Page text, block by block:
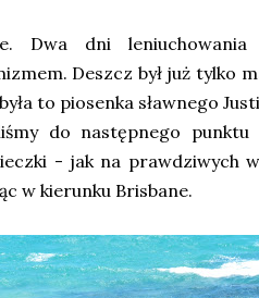
Dwa dni
Deszcz był już tylko
to piosenka sławnego
do następnego
- jak na prawdziwych
w kierunku Brisbane.